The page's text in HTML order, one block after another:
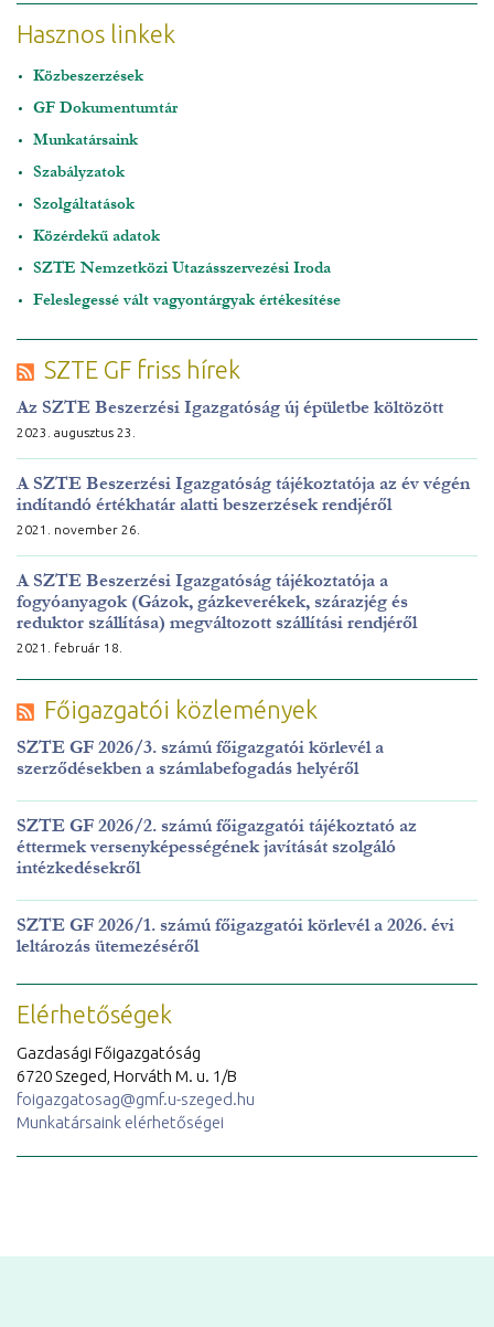
Hasznos linkek
Közbeszerzések
GF Dokumentumtár
Munkatársaink
Szabályzatok
Szolgáltatások
Közérdekű adatok
SZTE Nemzetközi Utazásszervezési Iroda
Feleslegessé vált vagyontárgyak értékesítése
SZTE GF friss hírek
Az SZTE Beszerzési Igazgatóság új épületbe költözött
2023. augusztus 23.
A SZTE Beszerzési Igazgatóság tájékoztatója az év végén
indítandó értékhatár alatti beszerzések rendjéről
2021. november 26.
A SZTE Beszerzési Igazgatóság tájékoztatója a
fogyóanyagok (Gázok, gázkeverékek, szárazjég és
reduktor szállítása) megváltozott szállítási rendjéről
2021. február 18.
Főigazgatói közlemények
SZTE GF 2026/3. számú főigazgatói körlevél a
szerződésekben a számlabefogadás helyéről
SZTE GF 2026/2. számú főigazgatói tájékoztató az
éttermek versenyképességének javítását szolgáló
intézkedésekről
SZTE GF 2026/1. számú főigazgatói körlevél a 2026. évi
leltározás ütemezéséről
Elérhetőségek
Gazdasági Főigazgatóság
6720 Szeged, Horváth M. u. 1/B
foigazgatosag@gmf.u-szeged.hu
Munkatársaink elérhetőségei